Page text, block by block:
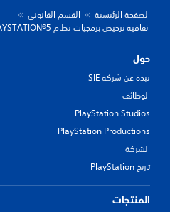
الصفحة الرئيسية
القسم القانوني
اتفاقية ترخيص برمجيات نظام PLAYSTATION®5
حول
نبذة عن شركة SIE
الوظائف
PlayStation Studios
PlayStation Productions
الشركة
تاريخ PlayStation
المنتجات